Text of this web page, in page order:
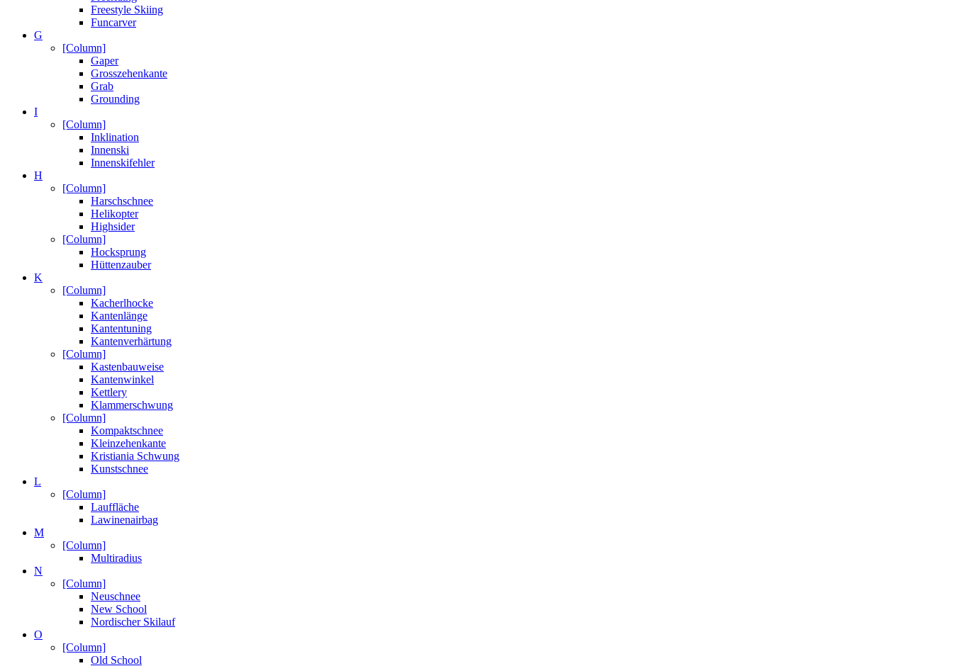
Freestyle Skiing
Funcarver
G
[Column]
Gaper
Grosszehenkante
Grab
Grounding
I
[Column]
Inklination
Innenski
Innenskifehler
H
[Column]
Harschschnee
Helikopter
Highsider
[Column]
Hocksprung
Hüttenzauber
K
[Column]
Kacherlhocke
Kantenlänge
Kantentuning
Kantenverhärtung
[Column]
Kastenbauweise
Kantenwinkel
Kettlery
Klammerschwung
[Column]
Kompaktschnee
Kleinzehenkante
Kristiania Schwung
Kunstschnee
L
[Column]
Lauffläche
Lawinenairbag
M
[Column]
Multiradius
N
[Column]
Neuschnee
New School
Nordischer Skilauf
O
[Column]
Old School